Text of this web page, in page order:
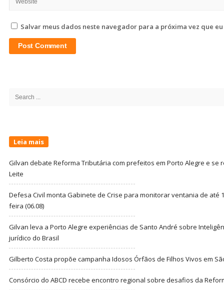
Salvar meus dados neste navegador para a próxima vez que
Search
Leia mais
Gilvan debate Reforma Tributária com prefeitos em Porto Alegre e se
Leite
Defesa Civil monta Gabinete de Crise para monitorar ventania de até
feira (06.08)
Gilvan leva a Porto Alegre experiências de Santo André sobre
jurídico do Brasil
Gilberto Costa propõe campanha Idosos Órfãos de Filhos Vivos em
Consórcio do ABCD recebe encontro regional sobre desafios da